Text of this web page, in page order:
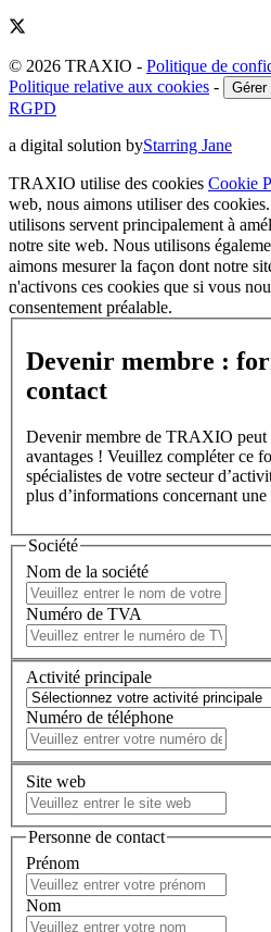
© 2026 TRAXIO - Politique de
Politique relative aux cookies - Gérer
RGPD
a digital solution byStarring Jane
TRAXIO utilise des cookies Cookie
web, nous aimons utiliser des
utilisons servent principalement à
notre site web. Nous utilisons
aimons mesurer la façon dont notre
n'activons ces cookies que si vous
consentement préalable.
Devenir membre :
contact
Devenir membre de TRAXIO peut
avantages ! Veuillez compléter ce
spécialistes de votre secteur
plus d’informations concernant
Société
Nom de la société
Numéro de TVA
Activité principale
Numéro de téléphone
Site web
Personne de contact
Prénom
Nom